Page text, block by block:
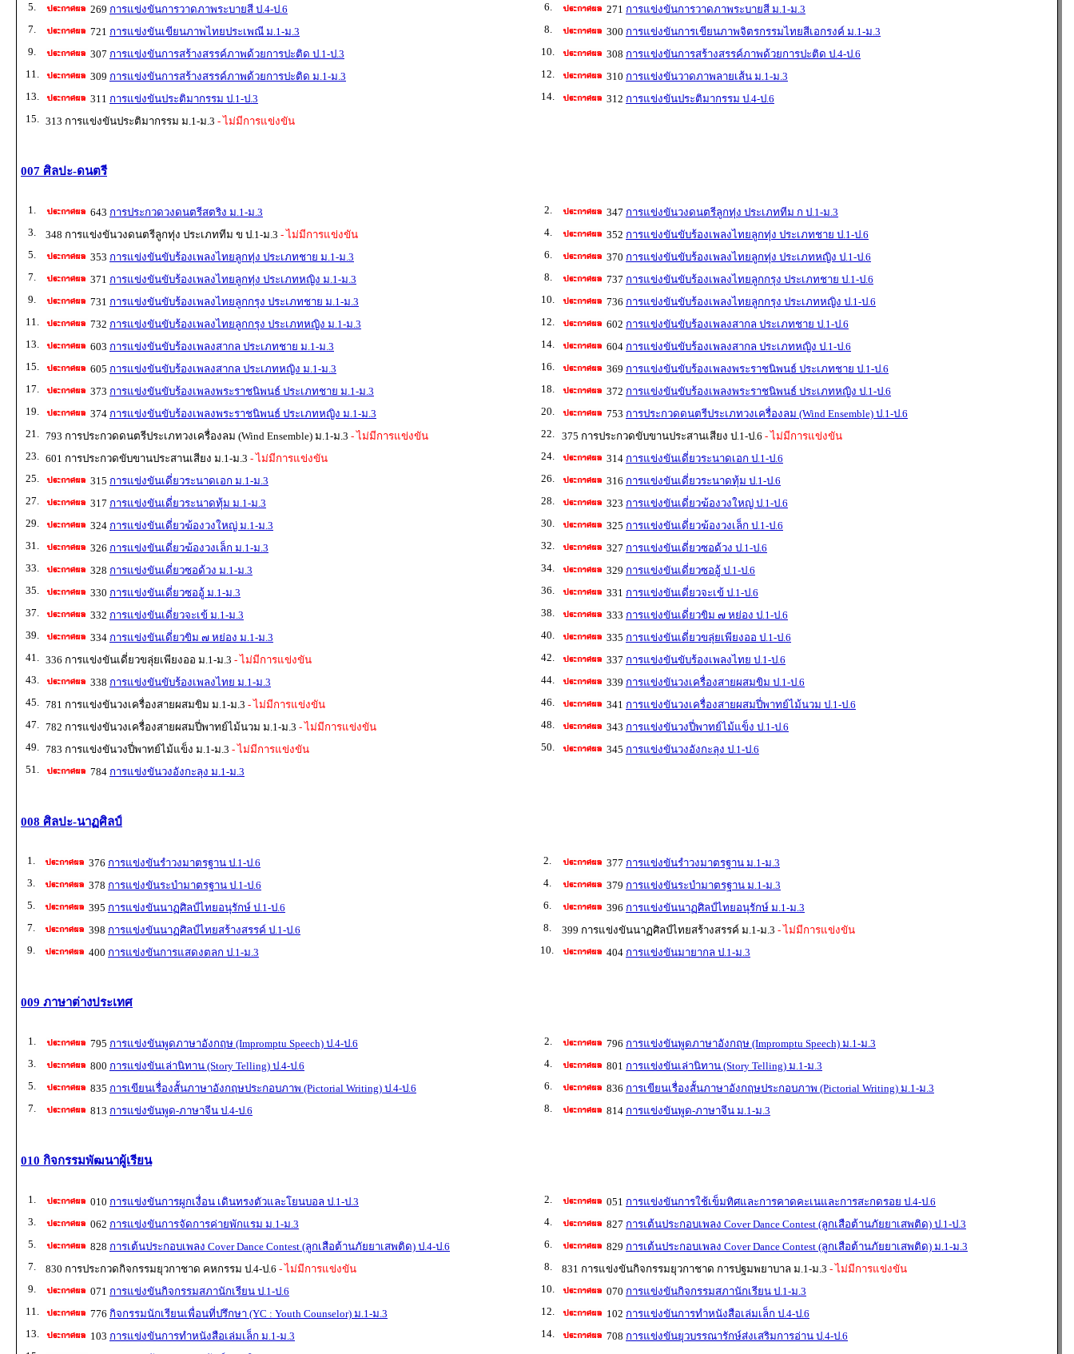
5.
269 การแข่งขันการวาดภาพระบายสี ป.4-ป.6 6. 271 การแข่งขันการวาดภาพระบายสี ม.1-ม.3
7.
721 การแข่งขันเขียนภาพไทยประเพณี ม.1-ม.3 8. 300 การแข่งขันการเขียนภาพจิตรกรรมไทยสีเอกรงค์ ม.1-ม.3
9.
307 การแข่งขันการสร้างสรรค์ภาพด้วยการปะติด ป.1-ป.3 10. 308 การแข่งขันการสร้างสรรค์ภาพด้วยการปะติด ป.4-ป.6
11.
309 การแข่งขันการสร้างสรรค์ภาพด้วยการปะติด ม.1-ม.3 12. 310 การแข่งขันวาดภาพลายเส้น ม.1-ม.3
13.
311 การแข่งขันประติมากรรม ป.1-ป.3 14. 312 การแข่งขันประติมากรรม ป.4-ป.6
15. 313 การแข่งขันประติมากรรม ม.1-ม.3 - ไม่มีการแข่งขัน
007 ศิลปะ-ดนตรี
1. 643 การประกวดวงดนตรีสตริง ม.1-ม.3 2. 347 การแข่งขันวงดนตรีลูกทุ่ง ประเภททีม ก ป.1-ม.3
3.
348 การแข่งขันวงดนตรีลูกทุ่ง ประเภททีม ข ป.1-ม.3 - ไม่มีการแข่งขัน 4. 352 การแข่งขันขับร้องเพลงไทยลูกทุ่ง ประเภทชาย ป.1-ป.6
5.
353 การแข่งขันขับร้องเพลงไทยลูกทุ่ง ประเภทชาย ม.1-ม.3 6. 370 การแข่งขันขับร้องเพลงไทยลูกทุ่ง ประเภทหญิง ป.1-ป.6
7.
371 การแข่งขันขับร้องเพลงไทยลูกทุ่ง ประเภทหญิง ม.1-ม.3 8. 737 การแข่งขันขับร้องเพลงไทยลูกกรุง ประเภทชาย ป.1-ป.6
9.
731 การแข่งขันขับร้องเพลงไทยลูกกรุง ประเภทชาย ม.1-ม.3 10. 736 การแข่งขันขับร้องเพลงไทยลูกกรุง ประเภทหญิง ป.1-ป.6
11.
732 การแข่งขันขับร้องเพลงไทยลูกกรุง ประเภทหญิง ม.1-ม.3 12. 602 การแข่งขันขับร้องเพลงสากล ประเภทชาย ป.1-ป.6
13.
603 การแข่งขันขับร้องเพลงสากล ประเภทชาย ม.1-ม.3 14. 604 การแข่งขันขับร้องเพลงสากล ประเภทหญิง ป.1-ป.6
15.
605 การแข่งขันขับร้องเพลงสากล ประเภทหญิง ม.1-ม.3 16. 369 การแข่งขันขับร้องเพลงพระราชนิพนธ์ ประเภทชาย ป.1-ป.6
17.
373 การแข่งขันขับร้องเพลงพระราชนิพนธ์ ประเภทชาย ม.1-ม.3 18. 372 การแข่งขันขับร้องเพลงพระราชนิพนธ์ ประเภทหญิง ป.1-ป.6
19.
374 การแข่งขันขับร้องเพลงพระราชนิพนธ์ ประเภทหญิง ม.1-ม.3 20. 753 การประกวดดนตรีประเภทวงเครื่องลม (Wind Ensemble) ป.1-ป.6
21. 793 การประกวดดนตรีประเภทวงเครื่องลม (Wind Ensemble) ม.1-ม.3 - ไม่มีการแข่งขัน 22. 375 การประกวดขับขานประสานเสียง ป.1-ป.6 - ไม่มีการแข่งขัน
23. 601 การประกวดขับขานประสานเสียง ม.1-ม.3 - ไม่มีการแข่งขัน 24. 314 การแข่งขันเดี่ยวระนาดเอก ป.1-ป.6
25.
315 การแข่งขันเดี่ยวระนาดเอก ม.1-ม.3 26. 316 การแข่งขันเดี่ยวระนาดทุ้ม ป.1-ป.6
27.
317 การแข่งขันเดี่ยวระนาดทุ้ม ม.1-ม.3 28. 323 การแข่งขันเดี่ยวฆ้องวงใหญ่ ป.1-ป.6
29.
324 การแข่งขันเดี่ยวฆ้องวงใหญ่ ม.1-ม.3 30. 325 การแข่งขันเดี่ยวฆ้องวงเล็ก ป.1-ป.6
31.
326 การแข่งขันเดี่ยวฆ้องวงเล็ก ม.1-ม.3 32. 327 การแข่งขันเดี่ยวซอด้วง ป.1-ป.6
33.
328 การแข่งขันเดี่ยวซอด้วง ม.1-ม.3 34. 329 การแข่งขันเดี่ยวซออู้ ป.1-ป.6
35.
330 การแข่งขันเดี่ยวซออู้ ม.1-ม.3 36. 331 การแข่งขันเดี่ยวจะเข้ ป.1-ป.6
37.
332 การแข่งขันเดี่ยวจะเข้ ม.1-ม.3 38. 333 การแข่งขันเดี่ยวขิม ๗ หย่อง ป.1-ป.6
39.
334 การแข่งขันเดี่ยวขิม ๗ หย่อง ม.1-ม.3 40. 335 การแข่งขันเดี่ยวขลุ่ยเพียงออ ป.1-ป.6
41. 336 การแข่งขันเดี่ยวขลุ่ยเพียงออ ม.1-ม.3 - ไม่มีการแข่งขัน 42. 337 การแข่งขันขับร้องเพลงไทย ป.1-ป.6
43.
338 การแข่งขันขับร้องเพลงไทย ม.1-ม.3 44. 339 การแข่งขันวงเครื่องสายผสมขิม ป.1-ป.6
45. 781 การแข่งขันวงเครื่องสายผสมขิม ม.1-ม.3 - ไม่มีการแข่งขัน 46. 341 การแข่งขันวงเครื่องสายผสมปี่พาทย์ไม้นวม ป.1-ป.6
47. 782 การแข่งขันวงเครื่องสายผสมปี่พาทย์ไม้นวม ม.1-ม.3 - ไม่มีการแข่งขัน 48. 343 การแข่งขันวงปี่พาทย์ไม้แข็ง ป.1-ป.6
49. 783 การแข่งขันวงปี่พาทย์ไม้แข็ง ม.1-ม.3 - ไม่มีการแข่งขัน 50. 345 การแข่งขันวงอังกะลุง ป.1-ป.6
51.
784 การแข่งขันวงอังกะลุง ม.1-ม.3
008 ศิลปะ-นาฏศิลป์
1. 376 การแข่งขันรำวงมาตรฐาน ป.1-ป.6 2. 377 การแข่งขันรำวงมาตรฐาน ม.1-ม.3
3.
378 การแข่งขันระบำมาตรฐาน ป.1-ป.6 4. 379 การแข่งขันระบำมาตรฐาน ม.1-ม.3
5.
395 การแข่งขันนาฏศิลป์ไทยอนุรักษ์ ป.1-ป.6 6. 396 การแข่งขันนาฏศิลป์ไทยอนุรักษ์ ม.1-ม.3
7.
398 การแข่งขันนาฏศิลป์ไทยสร้างสรรค์ ป.1-ป.6 8. 399 การแข่งขันนาฏศิลป์ไทยสร้างสรรค์ ม.1-ม.3 - ไม่มีการแข่งขัน
9.
400 การแข่งขันการแสดงตลก ป.1-ม.3 10. 404 การแข่งขันมายากล ป.1-ม.3
009 ภาษาต่างประเทศ
1. 795 การแข่งขันพูดภาษาอังกฤษ (Impromptu Speech) ป.4-ป.6 2. 796 การแข่งขันพูดภาษาอังกฤษ (Impromptu Speech) ม.1-ม.3
3.
800 การแข่งขันเล่านิทาน (Story Telling) ป.4-ป.6 4. 801 การแข่งขันเล่านิทาน (Story Telling) ม.1-ม.3
5.
835 การเขียนเรื่องสั้นภาษาอังกฤษประกอบภาพ (Pictorial Writing) ป.4-ป.6 6. 836 การเขียนเรื่องสั้นภาษาอังกฤษประกอบภาพ (Pictorial Writing) ม.1-ม.3
7.
813 การแข่งขันพูด-ภาษาจีน ป.4-ป.6 8. 814 การแข่งขันพูด-ภาษาจีน ม.1-ม.3
010 กิจกรรมพัฒนาผู้เรียน
1. 010 การแข่งขันการผูกเงื่อน เดินทรงตัวและโยนบอล ป.1-ป.3 2. 051 การแข่งขันการใช้เข็มทิศและการคาดคะเนและการสะกดรอย ป.4-ป.6
3.
062 การแข่งขันการจัดการค่ายพักแรม ม.1-ม.3 4. 827 การเต้นประกอบเพลง Cover Dance Contest (ลูกเสือต้านภัยยาเสพติด) ป.1-ป.3
5.
828 การเต้นประกอบเพลง Cover Dance Contest (ลูกเสือต้านภัยยาเสพติด) ป.4-ป.6 6. 829 การเต้นประกอบเพลง Cover Dance Contest (ลูกเสือต้านภัยยาเสพติด) ม.1-ม.3
7.
830 การประกวดกิจกรรมยุวกาชาด คหกรรม ป.4-ป.6 - ไม่มีการแข่งขัน 8. 831 การแข่งขันกิจกรรมยุวกาชาด การปฐมพยาบาล ม.1-ม.3 - ไม่มีการแข่งขัน
9.
071 การแข่งขันกิจกรรมสภานักเรียน ป.1-ป.6 10. 070 การแข่งขันกิจกรรมสภานักเรียน ป.1-ม.3
11.
776 กิจกรรมนักเรียนเพื่อนที่ปรึกษา (YC : Youth Counselor) ม.1-ม.3 12. 102 การแข่งขันการทำหนังสือเล่มเล็ก ป.4-ป.6
13.
103 การแข่งขันการทำหนังสือเล่มเล็ก ม.1-ม.3 14. 708 การแข่งขันยุวบรรณารักษ์ส่งเสริมการอ่าน ป.4-ป.6